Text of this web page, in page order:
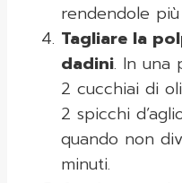
rendendole
Tagliare la
dadini. In una
2 cucchiai di
2 spicchi
quando non
minuti.